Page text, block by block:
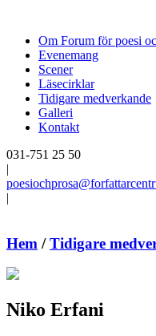
Om Forum för poesi
Evenemang
Scener
Läsecirklar
Tidigare medverkande
Galleri
Kontakt
031-751 25 50
|
|
Hem /Tidigare
Niko Erfani